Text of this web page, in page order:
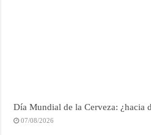
Día Mundial de la Cerveza: ¿hacia
07/08/2026